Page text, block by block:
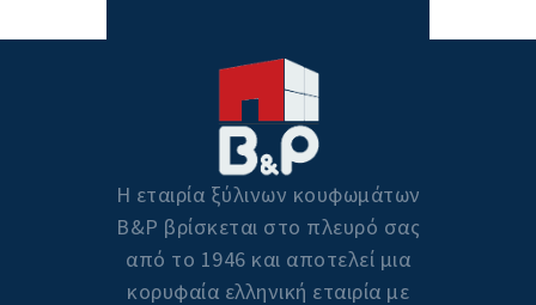
Η εταιρία ξύλινων κουφωμάτων
Β&P βρίσκεται στο πλευρό σας
από το 1946 και αποτελεί μια
κορυφαία ελληνική εταιρία με